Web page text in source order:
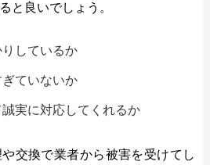
と良いでしょう。
しているか
ていないか
実に対応してくれるか
交換で業者から被害を受けてし